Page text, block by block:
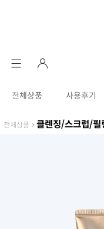
전체상품 사용후기
전체상품 > 클렌징/스크럽/필